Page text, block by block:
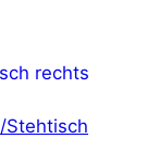
Stehtisch